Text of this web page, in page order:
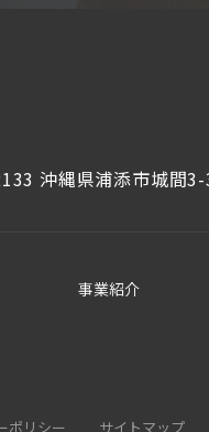
沖縄県浦添市城間
事業紹介
ポリシー サイトマップ